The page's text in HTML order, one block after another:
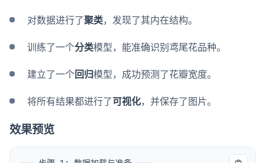
对数据进行了聚类，发现了其内在结构。
训练了一个分类模型，能准确识别鸢尾花品种。
建立了一个回归模型，成功预测了花瓣宽度。
将所有结果都进行了可视化，并保存了图片。
效果预览